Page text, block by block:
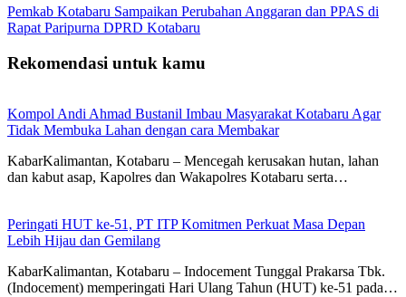
Pemkab Kotabaru Sampaikan Perubahan Anggaran dan PPAS di
Rapat Paripurna DPRD Kotabaru
Rekomendasi untuk kamu
Kompol Andi Ahmad Bustanil Imbau Masyarakat Kotabaru Agar
Tidak Membuka Lahan dengan cara Membakar
KabarKalimantan, Kotabaru – Mencegah kerusakan hutan, lahan
dan kabut asap, Kapolres dan Wakapolres Kotabaru serta…
Peringati HUT ke-51, PT ITP Komitmen Perkuat Masa Depan
Lebih Hijau dan Gemilang
KabarKalimantan, Kotabaru – Indocement Tunggal Prakarsa Tbk.
(Indocement) memperingati Hari Ulang Tahun (HUT) ke-51 pada…